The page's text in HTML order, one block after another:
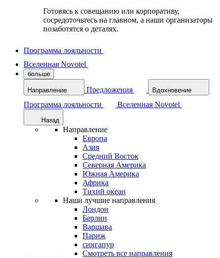
Готовясь к совещанию или корпоративу,
сосредоточьтесь на главном, а наши организаторы
позаботятся о деталях.
Программа лояльности
Вселенная Novotel
больше
Направление Предложения Вдохновение
Программа лояльности Вселенная Novotel
Назад
Направление
Европа
Азия
Средний Восток
Северная Америка
Южная Америка
Африка
Тихий океан
Наши лучшие направления
Лондон
Берлин
Варшава
Париж
сингапур
Смотреть все направления